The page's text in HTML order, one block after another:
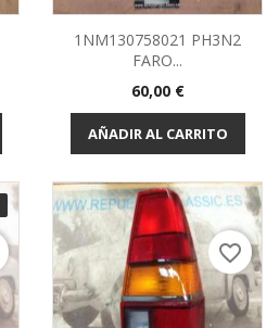
1NM130758021 PH3N2
FARO...
Precio
60,00 €
AÑADIR AL CARRITO
favorite_border